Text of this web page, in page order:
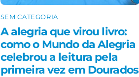
SEM CATEGORIA
A alegria que virou livro:
como o Mundo da Alegria
celebrou a leitura pela
primeira vez em Dourados